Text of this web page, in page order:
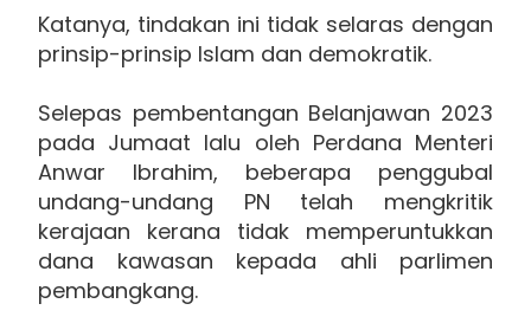
Katanya, tindakan ini tidak selaras dengan
prinsip-prinsip Islam dan demokratik.
Selepas pembentangan Belanjawan 2023
pada Jumaat lalu oleh Perdana Menteri
Anwar Ibrahim, beberapa penggubal
undang-undang PN telah mengkritik
kerajaan kerana tidak memperuntukkan
dana kawasan kepada ahli parlimen
pembangkang.